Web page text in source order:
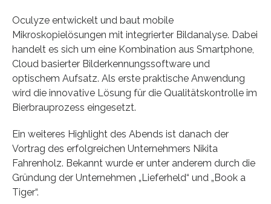
Oculyze entwickelt und baut mobile
Mikroskopielösungen mit integrierter Bildanalyse. Dabei
handelt es sich um eine Kombination aus Smartphone,
Cloud basierter Bilderkennungssoftware und
optischem Aufsatz. Als erste praktische Anwendung
wird die innovative Lösung für die Qualitätskontrolle im
Bierbrauprozess eingesetzt.
Ein weiteres Highlight des Abends ist danach der
Vortrag des erfolgreichen Unternehmers Nikita
Fahrenholz. Bekannt wurde er unter anderem durch die
Gründung der Unternehmen „Lieferheld“ und „Book a
Tiger“.